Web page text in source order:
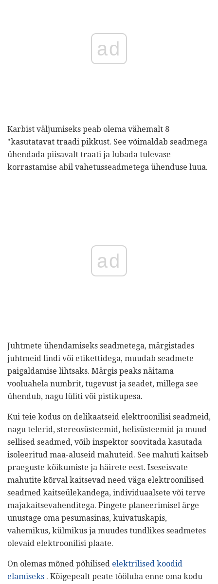
ad
Karbist väljumiseks peab olema vähemalt 8
"kasutatavat traadi pikkust. See võimaldab seadmega
ühendada piisavalt traati ja lubada tulevase
korrastamise abil vahetusseadmetega ühenduse luua.
ad
Juhtmete ühendamiseks seadmetega, märgistades
juhtmeid lindi või etikettidega, muudab seadmete
paigaldamise lihtsaks. Märgis peaks näitama
vooluahela numbrit, tugevust ja seadet, millega see
ühendub, nagu lüliti või pistikupesa.
Kui teie kodus on delikaatseid elektroonilisi seadmeid,
nagu telerid, stereosüsteemid, helisüsteemid ja muud
sellised seadmed, võib inspektor soovitada kasutada
isoleeritud maa-aluseid mahuteid. See mahuti kaitseb
praeguste kõikumiste ja häirete eest. Iseseisvate
mahutite kõrval kaitsevad need väga elektroonilised
seadmed kaitseülekandega, individuaalsete või terve
majakaitsevahenditega. Pingete planeerimisel ärge
unustage oma pesumasinas, kuivatuskapis,
vahemikus, külmikus ja muudes tundlikes seadmetes
olevaid elektroonilisi plaate.
On olemas mõned põhilised elektrilised koodid
elamiseks . Kõigepealt peate tööluba enne oma kodu